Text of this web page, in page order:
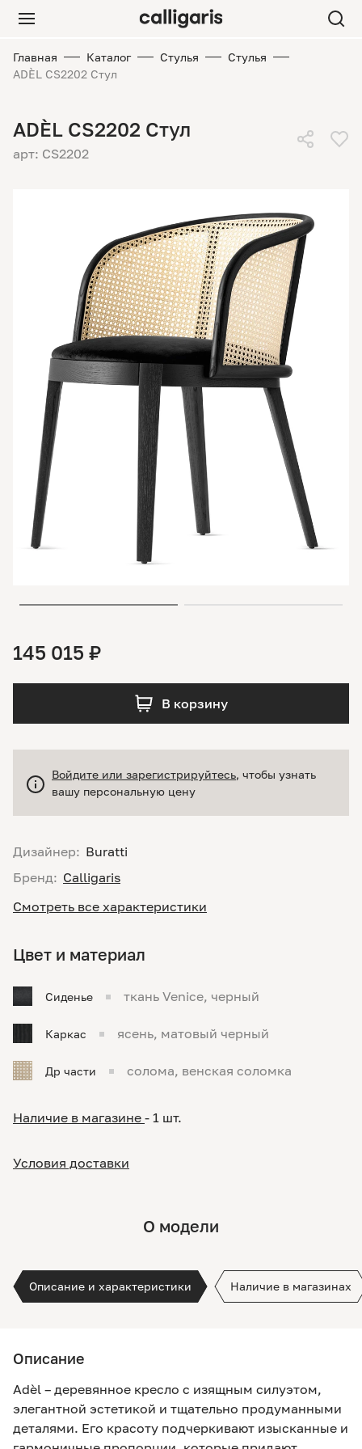
Главная Каталог Стулья
Стулья
ADÈL CS2202 Стул
ADÈL CS2202 Стул
арт: CS2202
Дизайнер: Buratti
Бренд: Calligaris
Смотреть все характеристики
Войдите или зарегистрируйтесь, чтобы узнать
вашу персональную цену
145 015 ₽
В корзину
Цвет и материал
Сиденье ткань Venice, черный
Каркас ясень, матовый черный
Др части солома, венская соломка
Наличие в магазине - 1 шт.
Условия доставки
О модели
Описание и характеристики Наличие в магазинах
Описание
Adèl – деревянное кресло с изящным силуэтом,
элегантной эстетикой и тщательно продуманными
деталями. Его красоту подчеркивают изысканные и